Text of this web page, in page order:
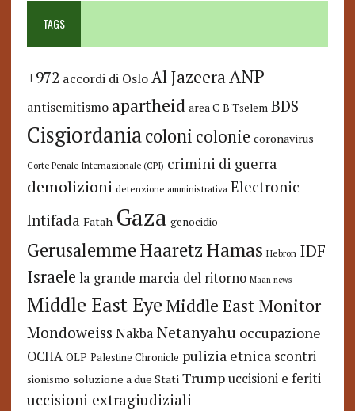
TAGS
+972 accordi di Oslo Al JazeeraANP
antisemitismo apartheid area C B'Tselem BDS
Cisgiordaniacoloni colonie coronavirus
Corte Penale Internazionale (CPI) crimini di guerra
demolizioni detenzione amministrativa Electronic
Intifada Fatah Gaza genocidio
GerusalemmeHaaretzHamas Hebron IDF
Israele la grande marcia del ritorno Maan news
Middle East Eye Middle East Monitor
Mondoweiss Nakba Netanyahu occupazione
OCHA OLP Palestine Chronicle pulizia etnica scontri
sionismo soluzione a due Stati Trump uccisioni e feriti
uccisioni extragiudiziali